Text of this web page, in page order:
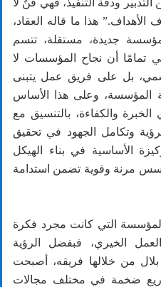
ودقة التنفيذ، فهي فنٌ لا
هذا ما قاله العقاد،
جديدة، مستقلة، تتسم
تمامًا أن نجاح المؤسسات لا
بل على فريق عمل يتبنى
المؤسسة، وعلى هذا الأساس
الخبرة والكفاءة، بالتنسيق مع
وتكامل الجهود في تحقيق
الأساسية في بناء الهيكل
أسس مرنة وقوية تضمن استدامة
التي كانت مجرد فكرة
الخيري، فبفضل الرؤية
بلال من خلالها فريقه، أصبحت
ضخمة في مختلف مجالات